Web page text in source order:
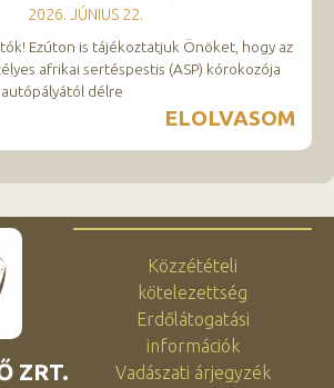
2026. JÚNIUS 22.
Ezúton is tájékoztatjuk Önöket, hogy az
afrikai sertéspestis (ASP) kórokozója
délre
ELOLVASOM
ZRT.
Közzétételi
kötelezettség
Erdőlátogatási
információk
Vadászati árjegyzék